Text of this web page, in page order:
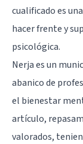
cualificado es
hacer frente y
psicológica.
Nerja es un
abanico de
el bienestar
artículo,
valorados,